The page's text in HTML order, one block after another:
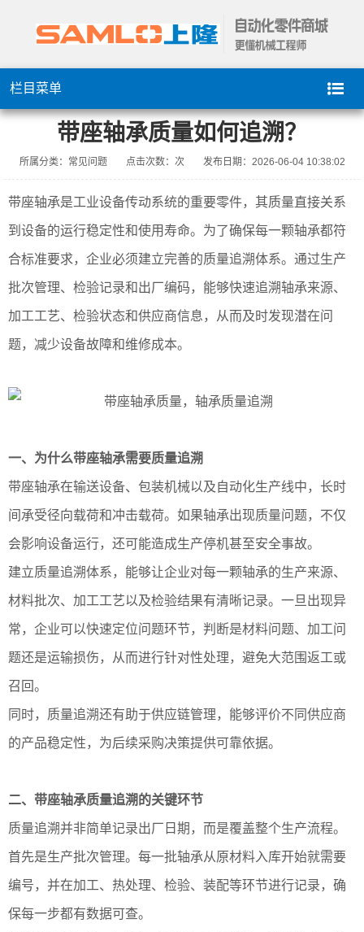
栏目菜单
带座轴承质量如何追溯？
所属分类：常见问题 点击次数： 次 发布日期：2026-06-04 10:38:02
带座轴承是工业设备传动系统的重要零件，其质量直接关系
到设备的运行稳定性和使用寿命。为了确保每一颗轴承都符
合标准要求，企业必须建立完善的质量追溯体系。通过生产
批次管理、检验记录和出厂编码，能够快速追溯轴承来源、
加工工艺、检验状态和供应商信息，从而及时发现潜在问
题，减少设备故障和维修成本。
一、为什么带座轴承需要质量追溯
带座轴承在输送设备、包装机械以及自动化生产线中，长时
间承受径向载荷和冲击载荷。如果轴承出现质量问题，不仅
会影响设备运行，还可能造成生产停机甚至安全事故。
建立质量追溯体系，能够让企业对每一颗轴承的生产来源、
材料批次、加工工艺以及检验结果有清晰记录。一旦出现异
常，企业可以快速定位问题环节，判断是材料问题、加工问
题还是运输损伤，从而进行针对性处理，避免大范围返工或
召回。
同时，质量追溯还有助于供应链管理，能够评价不同供应商
的产品稳定性，为后续采购决策提供可靠依据。
二、带座轴承质量追溯的关键环节
质量追溯并非简单记录出厂日期，而是覆盖整个生产流程。
首先是生产批次管理。每一批轴承从原材料入库开始就需要
编号，并在加工、热处理、检验、装配等环节进行记录，确
保每一步都有数据可查。